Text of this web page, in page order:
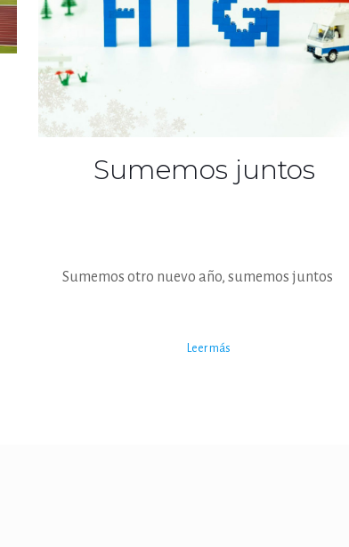
Sumemos juntos
Sumemos otro nuevo año, sumemos juntos
Leer más